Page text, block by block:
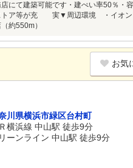
にて建築可能です・建ぺい率50％・
トア等が充 実▼周辺環境 ・イオン
約550m）
お気
川県横浜市緑区台村町
Ｒ横浜線 中山駅 徒歩9分
ーンライン 中山駅 徒歩9分